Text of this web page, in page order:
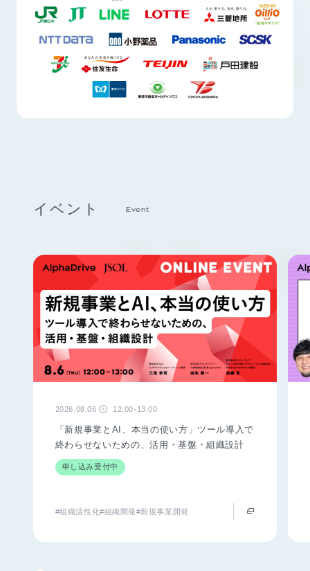
イベント Event
2026.08.06 木 12:00-13:00
「新規事業とAI、本当の使い方」ツール導入で
終わらせないための、活用・基盤・組織設計
申し込み受付中
#組織活性化#組織開発#新規事業開発